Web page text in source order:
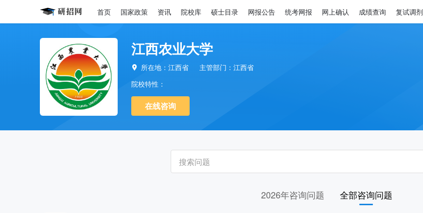
首页 国家政策 资讯 院校库 硕士目录 网报公告 统考网报 网上确认 成绩查询 复试调剂
江西农业大学
 所在地：江西省
主管部门：江西省
院校特性：
在线咨询
2026年咨询问题 全部咨询问题